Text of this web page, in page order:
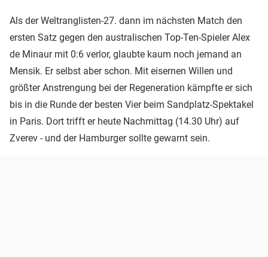
Als der Weltranglisten-27. dann im nächsten Match den
ersten Satz gegen den australischen Top-Ten-Spieler Alex
de Minaur mit 0:6 verlor, glaubte kaum noch jemand an
Mensik. Er selbst aber schon. Mit eisernen Willen und
größter Anstrengung bei der Regeneration kämpfte er sich
bis in die Runde der besten Vier beim Sandplatz-Spektakel
in Paris. Dort trifft er heute Nachmittag (14.30 Uhr) auf
Zverev - und der Hamburger sollte gewarnt sein.